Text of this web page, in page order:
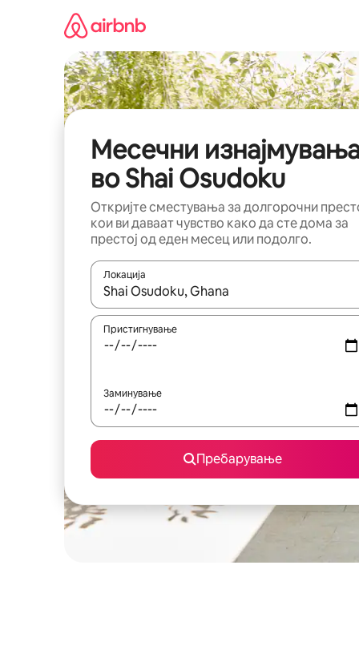
Месечни
во Shai Osudoku
Откријте сместувања за долгорочни
кои ви даваат чувство како да сте дома за
престој од еден месец или подолго.
Локација
Кога резултатите се достапни, движете се со
Пристигнување
Заминување
Пребарување